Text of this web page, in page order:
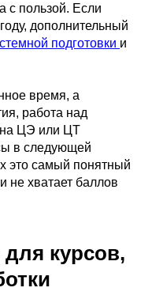
с пользой. Если
дополнительный
подготовки и
время, а
работа над
ЦЭ или ЦТ
в следующей
это самый понятный
не хватает баллов
курсов,